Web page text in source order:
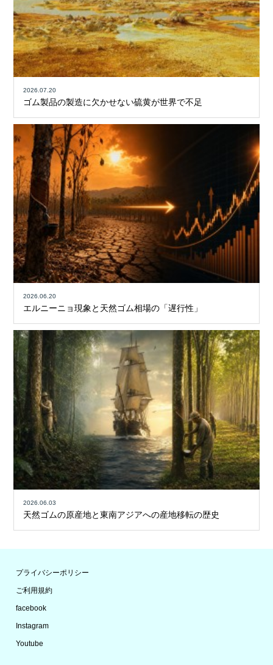
2026.07.20
ゴム製品の製造に欠かせない硫黄が世界で不足
2026.06.20
エルニーニョ現象と天然ゴム相場の「遅行性」
2026.06.03
天然ゴムの原産地と東南アジアへの産地移転の歴史
プライバシーポリシー
ご利用規約
facebook
Instagram
Youtube